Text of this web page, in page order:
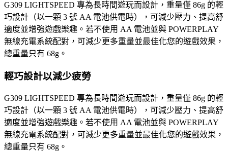
G309 LIGHTSPEED 專為長時間遊玩而設計，重量僅 86g 的輕
巧設計（以一顆 3 號 AA 電池供電時），可減少壓力、提高舒
適度並增強遊戲樂趣。若不使用 AA 電池並與 POWERPLAY
無線充電系統配對，可減少更多重量並最佳化您的遊戲效果，
總重量只有 68g。
輕巧設計以減少疲勞
G309 LIGHTSPEED 專為長時間遊玩而設計，重量僅 86g 的輕
巧設計（以一顆 3 號 AA 電池供電時），可減少壓力、提高舒
適度並增強遊戲樂趣。若不使用 AA 電池並與 POWERPLAY
無線充電系統配對，可減少更多重量並最佳化您的遊戲效果，
總重量只有 68g。